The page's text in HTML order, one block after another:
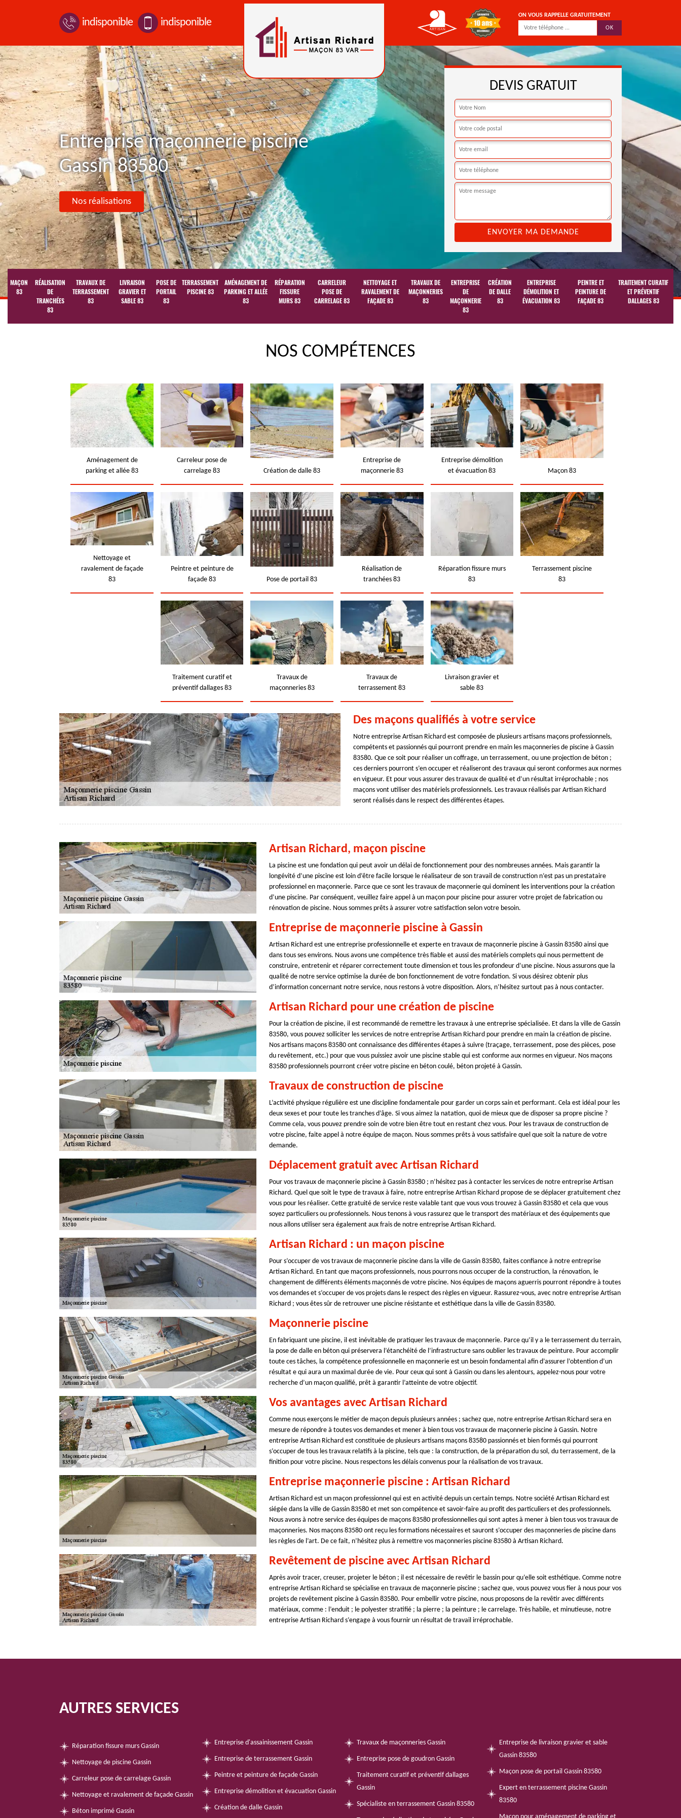
indisponible indisponible
ON VOUS RAPPELLE GRATUITEMENT
Entreprise maçonnerie piscine
Gassin 83580
Nos réalisations
DEVIS GRATUIT
MAÇON
83
RÉALISATION
DE
TRANCHÉES
83
TRAVAUX DE
TERRASSEMENT
83
LIVRAISON
GRAVIER ET
SABLE 83
POSE DE
PORTAIL
83
TERRASSEMENT
PISCINE 83
AMÉNAGEMENT DE
PARKING ET ALLÉE
83
RÉPARATION
FISSURE
MURS 83
CARRELEUR
POSE DE
CARRELAGE 83
NETTOYAGE ET
RAVALEMENT DE
FAÇADE 83
TRAVAUX DE
MAÇONNERIES
83
ENTREPRISE
DE
MAÇONNERIE
83
CRÉATION
DE DALLE
83
ENTREPRISE
DÉMOLITION ET
ÉVACUATION 83
PEINTRE ET
PEINTURE DE
FAÇADE 83
TRAITEMENT CURATIF
ET PRÉVENTIF
DALLAGES 83
NOS COMPÉTENCES
Aménagement de
parking et allée 83
Carreleur pose de
carrelage 83
Création de dalle 83
Entreprise de
maçonnerie 83
Entreprise démolition
et évacuation 83
Maçon 83
Nettoyage et
ravalement de façade
83
Peintre et peinture de
façade 83
Pose de portail 83
Réalisation de
tranchées 83
Réparation fissure murs
83
Terrassement piscine
83
Traitement curatif et
préventif dallages 83
Travaux de
maçonneries 83
Travaux de
terrassement 83
Livraison gravier et
sable 83
Des maçons qualifiés à votre service
Notre entreprise Artisan Richard est composée de plusieurs artisans maçons professionnels,
compétents et passionnés qui pourront prendre en main les maçonneries de piscine à Gassin
83580. Que ce soit pour réaliser un coffrage, un terrassement, ou une projection de béton ;
ces derniers pourront s’en occuper et réaliseront des travaux qui seront conformes aux normes
en vigueur. Et pour vous assurer des travaux de qualité et d’un résultat irréprochable ; nos
maçons vont utiliser des matériels professionnels. Les travaux réalisés par Artisan Richard
seront réalisés dans le respect des différentes étapes.
Artisan Richard, maçon piscine
La piscine est une fondation qui peut avoir un délai de fonctionnement pour des nombreuses années. Mais garantir la
longévité d’une piscine est loin d’être facile lorsque le réalisateur de son travail de construction n’est pas un prestataire
professionnel en maçonnerie. Parce que ce sont les travaux de maçonnerie qui dominent les interventions pour la création
d’une piscine. Par conséquent, veuillez faire appel à un maçon pour piscine pour assurer votre projet de fabrication ou
rénovation de piscine. Nous sommes prêts à assurer votre satisfaction selon votre besoin.
Entreprise de maçonnerie piscine à Gassin
Artisan Richard est une entreprise professionnelle et experte en travaux de maçonnerie piscine à Gassin 83580 ainsi que
dans tous ses environs. Nous avons une compétence très fiable et aussi des matériels complets qui nous permettent de
construire, entretenir et réparer correctement toute dimension et tous les profondeur d’une piscine. Nous assurons que la
qualité de notre service optimise la durée de bon fonctionnement de votre fondation. Si vous désirez obtenir plus
d’information concernant notre service, nous restons à votre disposition. Alors, n’hésitez surtout pas à nous contacter.
Artisan Richard pour une création de piscine
Pour la création de piscine, il est recommandé de remettre les travaux à une entreprise spécialisée. Et dans la ville de Gassin
83580, vous pouvez solliciter les services de notre entreprise Artisan Richard pour prendre en main la création de piscine.
Nos artisans maçons 83580 ont connaissance des différentes étapes à suivre (traçage, terrassement, pose des pièces, pose
du revêtement, etc.) pour que vous puissiez avoir une piscine stable qui est conforme aux normes en vigueur. Nos maçons
83580 professionnels pourront créer votre piscine en béton coulé, béton projeté à Gassin.
Travaux de construction de piscine
L’activité physique régulière est une discipline fondamentale pour garder un corps sain et performant. Cela est idéal pour les
deux sexes et pour toute les tranches d’âge. Si vous aimez la natation, quoi de mieux que de disposer sa propre piscine ?
Comme cela, vous pouvez prendre soin de votre bien être tout en restant chez vous. Pour les travaux de construction de
votre piscine, faite appel à notre équipe de maçon. Nous sommes prêts à vous satisfaire quel que soit la nature de votre
demande.
Déplacement gratuit avec Artisan Richard
Pour vos travaux de maçonnerie piscine à Gassin 83580 ; n’hésitez pas à contacter les services de notre entreprise Artisan
Richard. Quel que soit le type de travaux à faire, notre entreprise Artisan Richard propose de se déplacer gratuitement chez
vous pour les réaliser. Cette gratuité de service reste valable tant que vous vous trouvez à Gassin 83580 et cela que vous
soyez particuliers ou professionnels. Nous tenons à vous rassurez que le transport des matériaux et des équipements que
nous allons utiliser sera également aux frais de notre entreprise Artisan Richard.
Artisan Richard : un maçon piscine
Pour s’occuper de vos travaux de maçonnerie piscine dans la ville de Gassin 83580, faites confiance à notre entreprise
Artisan Richard. En tant que maçons professionnels, nous pourrons nous occuper de la construction, la rénovation, le
changement de différents éléments maçonnés de votre piscine. Nos équipes de maçons aguerris pourront répondre à toutes
vos demandes et s’occuper de vos projets dans le respect des règles en vigueur. Rassurez-vous, avec notre entreprise Artisan
Richard ; vous êtes sûr de retrouver une piscine résistante et esthétique dans la ville de Gassin 83580.
Maçonnerie piscine
En fabriquant une piscine, il est inévitable de pratiquer les travaux de maçonnerie. Parce qu’il y a le terrassement du terrain,
la pose de dalle en béton qui préservera l’étanchéité de l’infrastructure sans oublier les travaux de peinture. Pour accomplir
toute ces tâches, la compétence professionnelle en maçonnerie est un besoin fondamental afin d’assurer l’obtention d’un
résultat e qui aura un maximal durée de vie. Pour ceux qui sont à Gassin ou dans les alentours, appelez-nous pour votre
recherche d’un maçon qualifié, prêt à garantir l’atteinte de votre objectif.
Vos avantages avec Artisan Richard
Comme nous exerçons le métier de maçon depuis plusieurs années ; sachez que, notre entreprise Artisan Richard sera en
mesure de répondre à toutes vos demandes et mener à bien tous vos travaux de maçonnerie piscine à Gassin. Notre
entreprise Artisan Richard est constituée de plusieurs artisans maçons 83580 passionnés et bien formés qui pourront
s’occuper de tous les travaux relatifs à la piscine, tels que : la construction, de la préparation du sol, du terrassement, de la
finition pour votre piscine. Nous respectons les délais convenus pour la réalisation de vos travaux.
Entreprise maçonnerie piscine : Artisan Richard
Artisan Richard est un maçon professionnel qui est en activité depuis un certain temps. Notre société Artisan Richard est
siégée dans la ville de Gassin 83580 et met son compétence et savoir-faire au profit des particuliers et des professionnels.
Nous avons à notre service des équipes de maçons 83580 professionnelles qui sont aptes à mener à bien tous vos travaux de
maçonneries. Nos maçons 83580 ont reçu les formations nécessaires et sauront s’occuper des maçonneries de piscine dans
les règles de l’art. De ce fait, n’hésitez plus à remettre vos maçonneries piscine 83580 à Artisan Richard.
Revêtement de piscine avec Artisan Richard
Après avoir tracer, creuser, projeter le béton ; il est nécessaire de revêtir le bassin pour qu’elle soit esthétique. Comme notre
entreprise Artisan Richard se spécialise en travaux de maçonnerie piscine ; sachez que, vous pouvez vous fier à nous pour vos
projets de revêtement piscine à Gassin 83580. Pour embellir votre piscine, nous proposons de la revêtir avec différents
matériaux, comme : l’enduit ; le polyester stratifié ; la pierre ; la peinture ; le carrelage. Très habile, et minutieuse, notre
entreprise Artisan Richard s’engage à vous fournir un résultat de travail irréprochable.
AUTRES SERVICES
Réparation fissure murs Gassin
Nettoyage de piscine Gassin
Carreleur pose de carrelage Gassin
Nettoyage et ravalement de façade Gassin
Béton imprimé Gassin
Entreprise d'assainissement Gassin
Entreprise de terrassement Gassin
Peintre et peinture de façade Gassin
Entreprise démolition et évacuation Gassin
Création de dalle Gassin
Travaux de maçonneries Gassin
Entreprise pose de goudron Gassin
Traitement curatif et préventif dallages
Gassin
Spécialiste en terrassement Gassin 83580
Entreprise de livraison gravier et sable
Gassin 83580
Maçon pose de portail Gassin 83580
Expert en terrassement piscine Gassin
83580